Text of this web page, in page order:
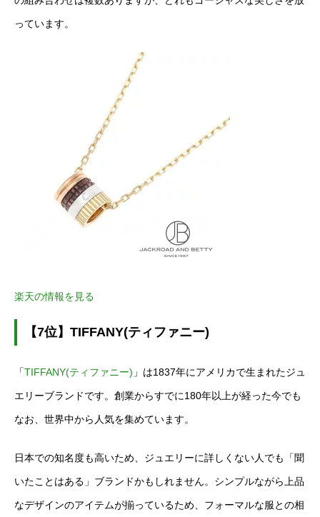
っています。
楽天の情報を見る
【7位】TIFFANY(ティファニー)
「TIFFANY(ティファニー) 」は1837年にアメリカで生まれたジュ
エリーブランドです。創業からすでに180年以上が経った今でも
なお、世界中から人気を集めています。
日本での知名度も高いため、ジュエリーに詳しくない人でも「聞
いたことはある」ブランドかもしれません。シンプルながら上品
なデザインのアイテムが揃っているため、フォーマルな服との相